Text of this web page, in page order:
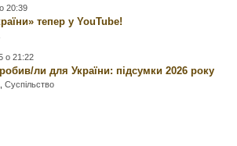
20:39
тепер у YouTube!
о 21:22
ли для України: підсумки 2026 року
,Суспільство